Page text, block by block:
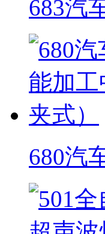
683汽
680汽